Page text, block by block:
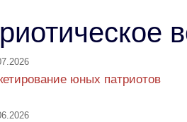
юных патриотов